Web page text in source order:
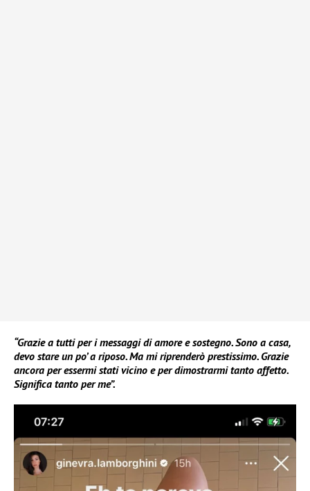
“Grazie a tutti per i messaggi di amore e sostegno. Sono a casa,
devo stare un po’ a riposo. Ma mi riprenderò prestissimo. Grazie
ancora per essermi stati vicino e per dimostrarmi tanto affetto.
Significa tanto per me”.